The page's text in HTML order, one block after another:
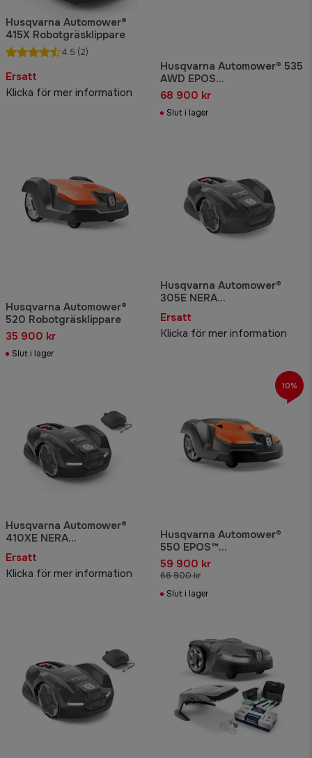
Husqvarna Automower®
415X Robotgräsklippare
4.5 (2)
Ersatt
Klicka för mer information
Husqvarna Automower® 535
AWD EPOS
Robotgräsklippare
68 900 kr
Slut i lager
Husqvarna Automower®
520 Robotgräsklippare
35 900 kr
Slut i lager
Husqvarna Automower®
305E NERA
Robotgräsklippare
Ersatt
Klicka för mer information
Husqvarna Automower®
410XE NERA
Robotgräsklippare med
slinglös teknik
Ersatt
Klicka för mer information
Husqvarna Automower®
550 EPOS™
Robotgräsklippare
59 900 kr
66 900 kr
Slut i lager
10%